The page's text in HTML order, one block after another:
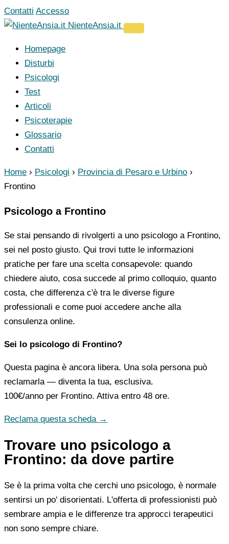
Vai
al
Contatti Accesso
NienteAnsia.it
Homepage
Disturbi
Psicologi
Test
Articoli
Psicoterapie
Glossario
Contatti
Home › Psicologi › Provincia di Pesaro e Urbino ›
Frontino
Psicologo a Frontino
Se stai pensando di rivolgerti a uno psicologo a Frontino,
sei nel posto giusto. Qui trovi tutte le informazioni
pratiche per fare una scelta consapevole: quando
chiedere aiuto, cosa succede al primo colloquio, quanto
costa, che differenza c'è tra le diverse figure
professionali e come puoi accedere anche alla
consulenza online.
Sei lo psicologo di Frontino?
Questa pagina è ancora libera. Una sola persona può
reclamarla — diventa la tua, esclusiva.
100€/anno per Frontino. Attiva entro 48 ore.
Reclama questa scheda →
Trovare uno psicologo a
Frontino: da dove partire
Se è la prima volta che cerchi uno psicologo, è normale
sentirsi un po' disorientati. L'offerta di professionisti può
sembrare ampia e le differenze tra approcci terapeutici
non sono sempre chiare.